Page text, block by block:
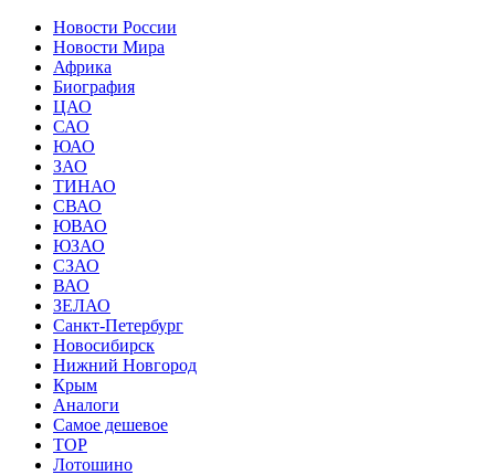
Новости России
Новости Мира
Африка
Биография
ЦАО
САО
ЮАО
ЗАО
ТИНАО
СВАО
ЮВАО
ЮЗАО
СЗАО
ВАО
ЗЕЛАО
Санкт-Петербург
Новосибирск
Нижний Новгород
Крым
Аналоги
Самое дешевое
TOP
Лотошино